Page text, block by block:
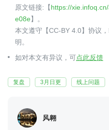
原文链接:【https://
e08e】。
本文遵守【CC-BY 4.0】协议
明。
如对本文有异议，可点此反馈
复盘 3月日更 线上问题
风翱